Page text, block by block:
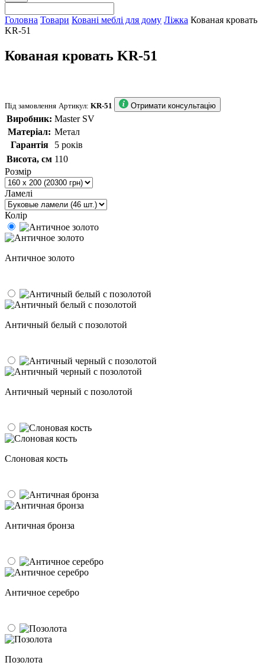
Головна Товари Ковані меблі для дому Ліжка Кованая кровать
KR-51
Кованая кровать KR-51
Під замовлення Артикул: KR-51 Отримати консультацію
Виробник: Master SV
Матеріал: Метал
Гарантія
5 років
Висота, см 110
Розмір
Ламелі
Колір
Античное золото
Античный белый с позолотой
Античный черный с позолотой
Слоновая кость
Античная бронза
Античное серебро
Позолота